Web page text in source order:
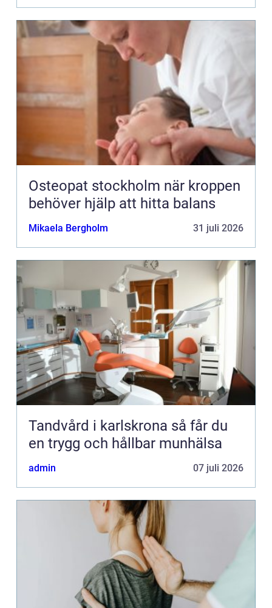
Osteopat stockholm när kroppen
behöver hjälp att hitta balans
Mikaela Bergholm 31 juli 2026
Tandvård i karlskrona så får du
en trygg och hållbar munhälsa
admin 07 juli 2026